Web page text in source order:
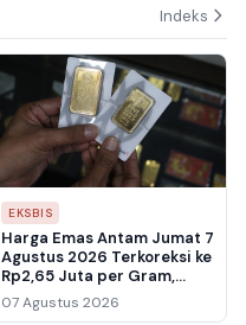
Indeks
EKSBIS
Harga Emas Antam Jumat 7
Agustus 2026 Terkoreksi ke
Rp2,65 Juta per Gram,
Buyback Ikut Melemah ke
Rp2,461 Juta
07 Agustus 2026